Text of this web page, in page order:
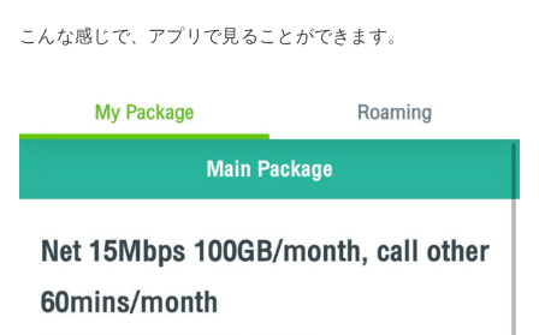
こんな感じで、アプリで見ることができます。